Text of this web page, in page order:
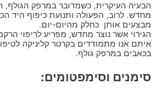
הבעיה העיקרית, כשמדובר במרפק
מחדש. לרוב, הפעולה ותנועת כיפוף היד
מבצעים אותן כחלק מהיום-יום.
הגירוי אשר נוצר מחדש, מפריע לריפוי
איתם אנו מתמודדים בקרטר קליניקה
בכאבים במרפק גולף.
סימנים וסימפטומים: